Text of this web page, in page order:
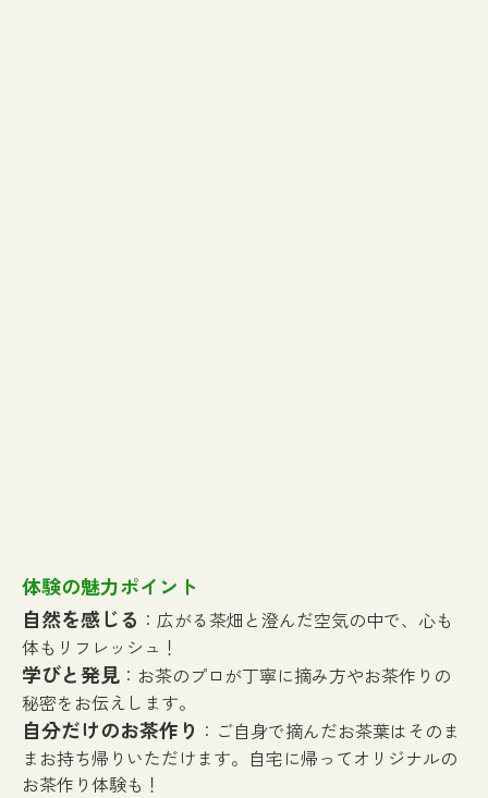
体験の魅力ポイント
自然を感じる ：広がる茶畑と澄んだ空気の中で、心も
体もリフレッシュ！
学びと発見 ：お茶のプロが丁寧に摘み方やお茶作りの
秘密をお伝えします。
自分だけのお茶作り ：ご自身で摘んだお茶葉はそのま
まお持ち帰りいただけます。自宅に帰ってオリジナルの
お茶作り体験も！